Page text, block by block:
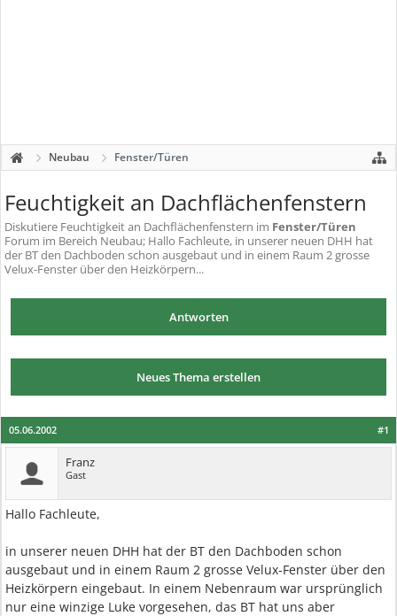
Neubau Fenster/Türen
Feuchtigkeit an Dachflächenfenstern
Diskutiere Feuchtigkeit an Dachflächenfenstern im Fenster/Türen
Forum im Bereich Neubau; Hallo Fachleute, in unserer neuen DHH hat
der BT den Dachboden schon ausgebaut und in einem Raum 2 grosse
Velux-Fenster über den Heizkörpern...
Antworten
Neues Thema erstellen
#1
05.06.2002
Franz
Gast
Hallo Fachleute,
in unserer neuen DHH hat der BT den Dachboden schon
ausgebaut und in einem Raum 2 grosse Velux-Fenster über den
Heizkörpern eingebaut. In einem Nebenraum war ursprünglich
nur eine winzige Luke vorgesehen, das BT hat uns aber